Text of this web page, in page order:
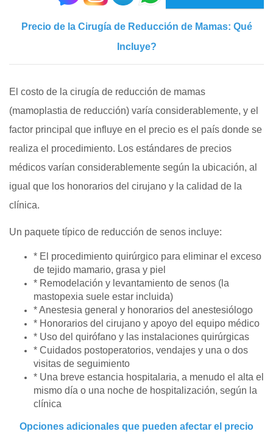
Precio de la Cirugía de Reducción de Mamas: Qué
Incluye?
El costo de la cirugía de reducción de mamas
(mamoplastia de reducción) varía considerablemente, y el
factor principal que influye en el precio es el país donde se
realiza el procedimiento. Los estándares de precios
médicos varían considerablemente según la ubicación, al
igual que los honorarios del cirujano y la calidad de la
clínica.
Un paquete típico de reducción de senos incluye:
* El procedimiento quirúrgico para eliminar el exceso
de tejido mamario, grasa y piel
* Remodelación y levantamiento de senos (la
mastopexia suele estar incluida)
* Anestesia general y honorarios del anestesiólogo
* Honorarios del cirujano y apoyo del equipo médico
* Uso del quirófano y las instalaciones quirúrgicas
* Cuidados postoperatorios, vendajes y una o dos
visitas de seguimiento
* Una breve estancia hospitalaria, a menudo el alta el
mismo día o una noche de hospitalización, según la
clínica
Opciones adicionales que pueden afectar el precio